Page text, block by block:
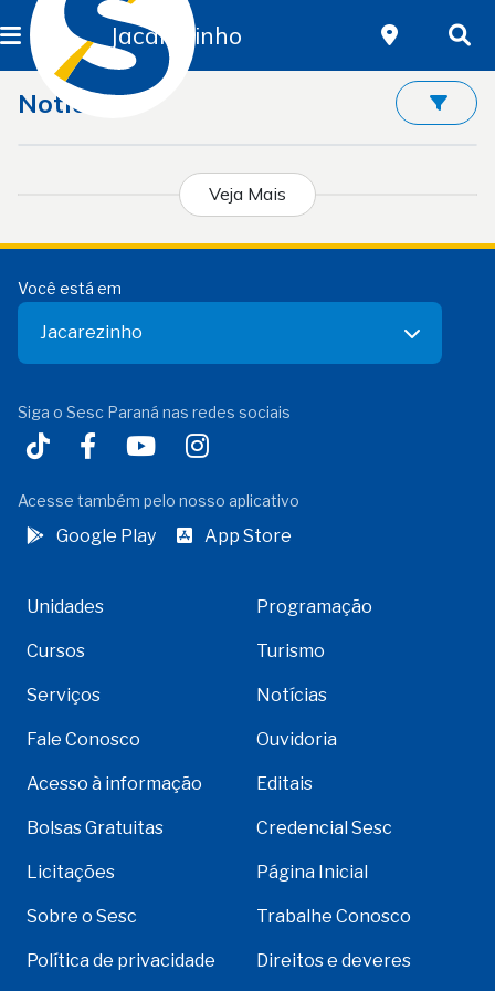
Jacarezinho
Notícias
Veja Mais
Você está em
Jacarezinho
Siga o Sesc Paraná nas redes sociais
Acesse também pelo nosso aplicativo
Google Play App Store
Unidades Programação
Cursos Turismo
Serviços Notícias
Fale Conosco Ouvidoria
Acesso à informação Editais
Bolsas Gratuitas Credencial Sesc
Licitações Página Inicial
Sobre o Sesc Trabalhe Conosco
Política de privacidade Direitos e deveres